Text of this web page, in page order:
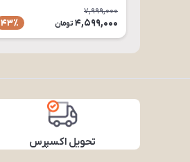
صنعتی و سایزبندی کامل مدل
PA79
7,999,000
4,599,000 تومان 43٪
تحویل اکسپرس